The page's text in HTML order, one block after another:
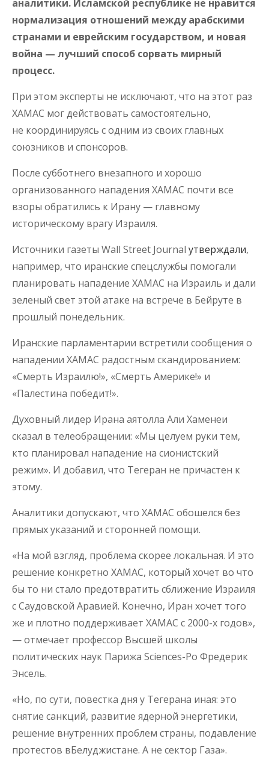
аналитики. Исламской республике не нравится
нормализация отношений между арабскими
странами и еврейским государством, и новая
война — лучший способ сорвать мирный
процесс.
При этом эксперты не исключают, что на этот раз
ХАМАС мог действовать самостоятельно,
не координируясь с одним из своих главных
союзников и спонсоров.
После субботнего внезапного и хорошо
организованного нападения ХАМАС почти все
взоры обратились к Ирану — главному
историческому врагу Израиля.
Источники газеты Wall Street Journal утверждали,
например, что иранские спецслужбы помогали
планировать нападение ХАМАС на Израиль и дали
зеленый свет этой атаке на встрече в Бейруте в
прошлый понедельник.
Иранские парламентарии встретили сообщения о
нападении ХАМАС радостным скандированием:
«Смерть Израилю!», «Смерть Америке!» и
«Палестина победит!».
Духовный лидер Ирана аятолла Али Хаменеи
сказал в телеобращении: «Мы целуем руки тем,
кто планировал нападение на сионистский
режим». И добавил, что Тегеран не причастен к
этому.
Аналитики допускают, что ХАМАС обошелся без
прямых указаний и сторонней помощи.
«На мой взгляд, проблема скорее локальная. И это
решение конкретно ХАМАС, который хочет во что
бы то ни стало предотвратить сближение Израиля
с Саудовской Аравией. Конечно, Иран хочет того
же и плотно поддерживает ХАМАС с 2000-х годов»,
— отмечает профессор Высшей школы
политических наук Парижа Sciences-Po Фредерик
Энсель.
«Но, по сути, повестка дня у Тегерана иная: это
снятие санкций, развитие ядерной энергетики,
решение внутренних проблем страны, подавление
протестов вБелуджистане. А не сектор Газа».